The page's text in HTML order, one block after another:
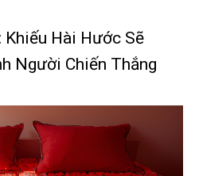
Hài Hước Sẽ
Người Chiến Thắng